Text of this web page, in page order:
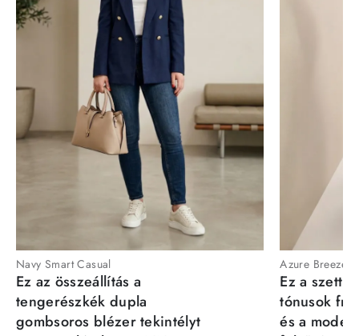
Navy Smart Casual
Ez az összeállítás a
tengerészkék dupla
gombsoros blézer tekintélyt
Azure Breeze
Ez a szett
tónusok
és a